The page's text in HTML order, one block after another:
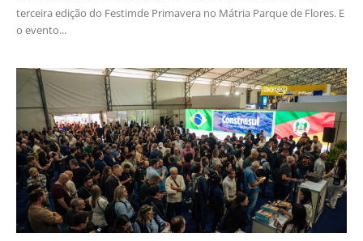
terceira edição do Festimde Primavera no Mátria Parque de Flores. E
o evento...